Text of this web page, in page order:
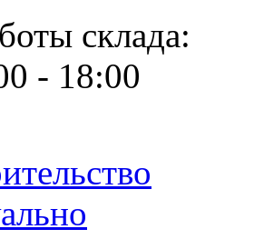
склада:
- 18:00